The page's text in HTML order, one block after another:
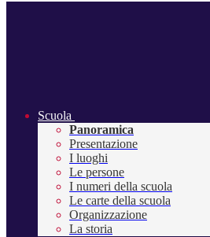
Scuola
Panoramica
Presentazione
I luoghi
Le persone
I numeri della scuola
Le carte della scuola
Organizzazione
La storia